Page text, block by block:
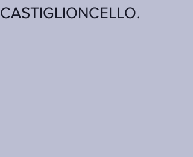
CASTIGLIONCELLO.